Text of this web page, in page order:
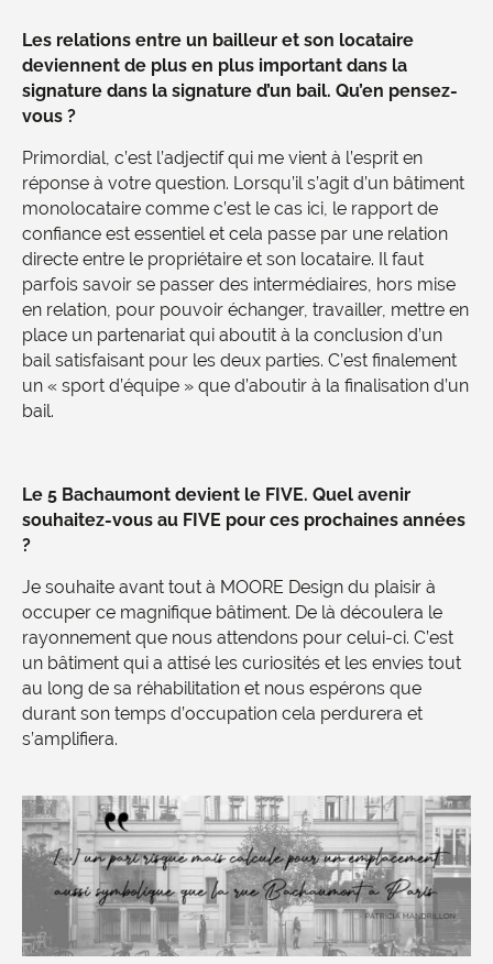
Les relations entre un bailleur et son locataire
deviennent de plus en plus important dans la
signature dans la signature d’un bail. Qu’en pensez-
vous ?
Primordial, c’est l’adjectif qui me vient à l’esprit en
réponse à votre question. Lorsqu’il s’agit d’un bâtiment
monolocataire comme c’est le cas ici, le rapport de
confiance est essentiel et cela passe par une relation
directe entre le propriétaire et son locataire. Il faut
parfois savoir se passer des intermédiaires, hors mise
en relation, pour pouvoir échanger, travailler, mettre en
place un partenariat qui aboutit à la conclusion d’un
bail satisfaisant pour les deux parties. C’est finalement
un « sport d’équipe » que d’aboutir à la finalisation d’un
bail.
Le 5 Bachaumont devient le FIVE. Quel avenir
souhaitez-vous au FIVE pour ces prochaines années
?
Je souhaite avant tout à MOORE Design du plaisir à
occuper ce magnifique bâtiment. De là découlera le
rayonnement que nous attendons pour celui-ci. C’est
un bâtiment qui a attisé les curiosités et les envies tout
au long de sa réhabilitation et nous espérons que
durant son temps d’occupation cela perdurera et
s’amplifiera.